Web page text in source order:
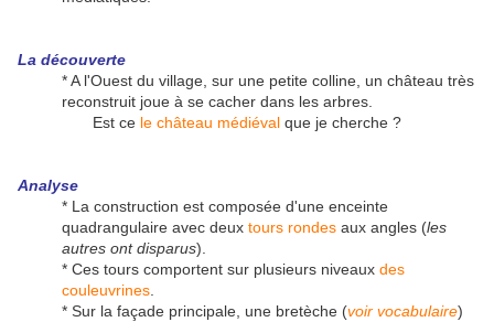
La découverte
* A l'Ouest du village, sur une petite colline, un château très
reconstruit joue à se cacher dans les arbres.
Est ce le château médiéval que je cherche ?
Analyse
* La construction est composée d'une enceinte
quadrangulaire avec deux tours rondes aux angles (les
autres ont disparus).
* Ces tours comportent sur plusieurs niveaux des
couleuvrines
* Sur la façade principale, une bretèche (voir vocabulaire)